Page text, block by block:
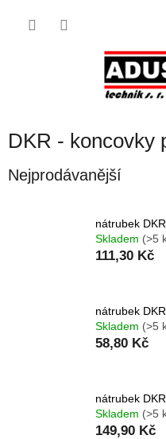
DKR - koncovky
Nejprodávanější
nátrubek
Skladem (>5
111,30 Kč
nátrubek
Skladem (>5
58,80 Kč
nátrubek
Skladem (>5
149,90 Kč